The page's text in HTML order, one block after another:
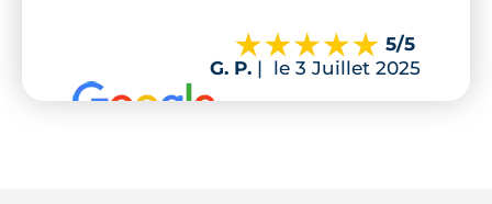
5/5
G. P. | le 3 Juillet 2025